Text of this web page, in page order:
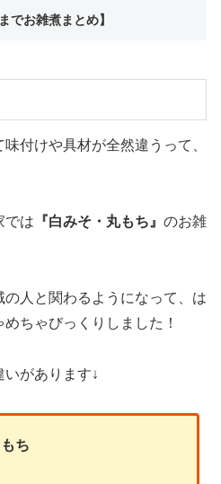
でお雑煮まとめ】
付けや具材が全然違うって、
では 『白みそ・丸もち』 のお雑
人と関わるようになって、は
ちゃびっくりしました！
があります↓
ち